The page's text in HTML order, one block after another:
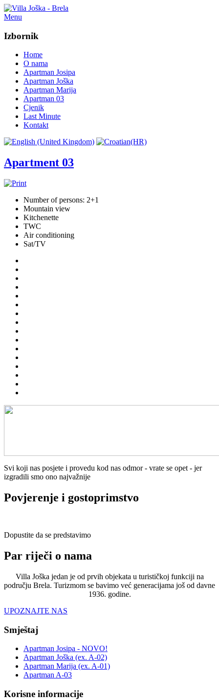
Menu
Izbornik
Home
O nama
Apartman Josipa
Apartman Joška
Apartman Marija
Apartman 03
Cjenik
Last Minute
Kontakt
Apartment 03
Number of persons: 2+1
Mountain view
Kitchenette
TWC
Air conditioning
Sat/TV
Svi koji nas posjete i provedu kod nas odmor - vrate se opet - jer
izgradili smo ono najvažnije
Povjerenje i gostoprimstvo
Dopustite da se predstavimo
Par riječi o nama
Villa Joška jedan je od prvih objekata u turističkoj funkciji na
području Brela. Turizmom se bavimo već generacijama još od davne
1936. godine.
UPOZNAJTE NAS
Smještaj
Apartman Josipa - NOVO!
Apartman Joška (ex. A-02)
Apartman Marija (ex. A-01)
Apartman A-03
Korisne informacije